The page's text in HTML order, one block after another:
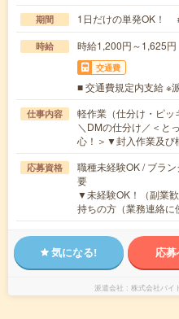
期間 1日だけの単発OK！
時給 時給1,200円～1,625円
交通費
■ 交通費規定内支給 ※
仕事内容
軽作業（仕分け・ピッ
＼DMの仕分け／＜と
心！＞▼封入作業及
応募資格
職種未経験OK / ブラ
要
▼未経験OK！（副業
持ちの方（業務連絡
気になる! 応
派遣会社 株式会社バイ